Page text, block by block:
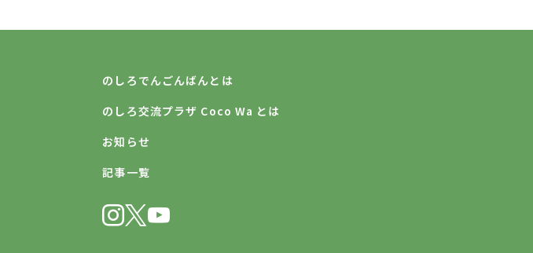
のしろでんごんばんとは
のしろ交流プラザ Coco Wa とは
お知らせ
記事一覧